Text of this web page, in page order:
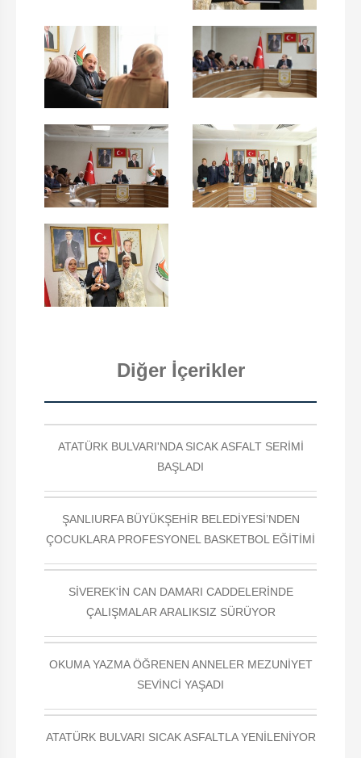
Diğer İçerikler
ATATÜRK BULVARI'NDA SICAK ASFALT SERİMİ
BAŞLADI
ŞANLIURFA BÜYÜKŞEHİR BELEDİYESİ’NDEN
ÇOCUKLARA PROFESYONEL BASKETBOL EĞİTİMİ
SİVEREK'İN CAN DAMARI CADDELERİNDE
ÇALIŞMALAR ARALIKSIZ SÜRÜYOR
OKUMA YAZMA ÖĞRENEN ANNELER MEZUNİYET
SEVİNCİ YAŞADI
ATATÜRK BULVARI SICAK ASFALTLA YENİLENİYOR